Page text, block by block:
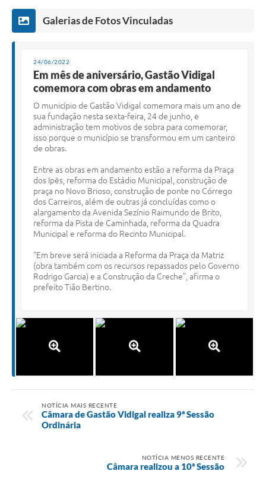
Galerias de Fotos Vinculadas
24/06/2022
Em mês de aniversário, Gastão Vidigal
comemora com obras em andamento
O município de Gastão Vidigal comemora mais um ano de
sua fundação nesta sexta-feira, 24 de junho, e
administração tem motivos de sobra para comemorar,
isso porque o município se transformou em um canteiro
de obras.
Entre as obras em andamento estão a reforma da Praça
dos Ipês, reforma do Estádio Municipal, construção de
praça no Novo Brioso, construção de ponte no Córrego
dos Carreiros, além de outras já concluídas como o
alargamento da Avenida Sezínio Raimundo de Brito,
reforma da Pista de Caminhada, reforma da Quadra
Municipal e reforma do Recinto Municipal.
“Em breve será iniciada a Reforma da Praça da Matriz
(obra também com os recursos repassados pelo Governo
Rodrigo Garcia) e a Construção da Creche”, afirma o
prefeito Tião Bertino.
NOTÍCIA MAIS RECENTE
Câmara de Gastão Vidigal realiza 9ª Sessão
Ordinária
NOTÍCIA MENOS RECENTE
Câmara realizou a 10ª Sessão